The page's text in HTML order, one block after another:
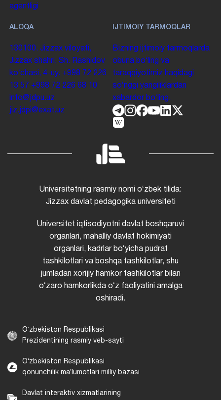
agentligi
ALOQA
130100. Jizzax viloyati,
Jizzax shahri, Sh. Rashidov
koʻchasi, 4-uy. +998 72 226
13 57 +998 72 226 68 10
info@jdpu.uz
jiz.jdpi@exat.uz
IJTIMOIY TARMOQLAR
Bizning ijtimoiy tarmoqlarda
obuna boʻling va
taraqqiyotimiz haqidagi
soʻnggi yangiliklardan
xabardor boʻling.
Universitetning rasmiy nomi oʻzbek tilida:
Jizzax davlat pedagogika universiteti
Universitet iqtisodiyotni davlat boshqaruvi
organlari, mahalliy davlat hokimiyati
organlari, kadrlar boʻyicha pudrat
tashkilotlari va boshqa tashkilotlar, shu
jumladan xorijiy hamkor tashkilotlar bilan
oʻzaro hamkorlikda oʻz faoliyatini amalga
oshiradi.
Oʻzbekiston Respublikasi
Prezidentining rasmiy veb-sayti
Oʻzbekiston Respublikasi
qonunchilik maʼlumotlari milliy bazasi
Davlat interaktiv xizmatlarining